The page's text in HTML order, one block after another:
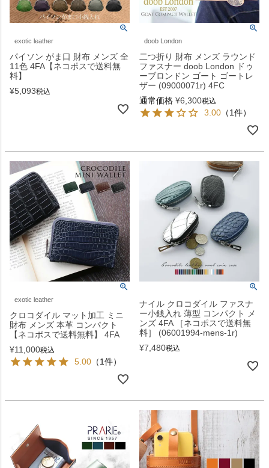
exotic leather
パイソン がま口 財布 メンズ 全
11色 4FA【ネコポスで送料無
料】
¥5,093税込
doob London
二つ折り 財布 メンズ ラウンド
ファスナー doob London ドゥ
ーブロンドン ゴート ゴートレ
ザー (09000071r) 4FC
通常価格 ¥6,300税込
3.00 （1件）
exotic leather
クロコダイル マット加工 ミニ
財布 メンズ 本革 コンパクト
【ネコポスで送料無料】 4FA
¥11,000税込
5.00 （1件）
ナイル クロコダイル ファスナ
ー小銭入れ 薄型 コンパクト メ
ンズ 4FA ［ネコポスで送料無
料］ (06001994-mens-1r)
¥7,480税込